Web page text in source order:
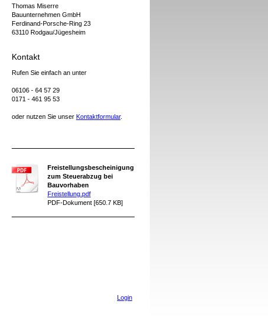
Thomas Miserre
Bauunternehmen GmbH
Ferdinand-Porsche-Ring 23
63110 Rodgau/Jügesheim
Kontakt
Rufen Sie einfach an unter
06106 - 64 57 29
0171 - 461 95 53
oder nutzen Sie unser Kontaktformular.
Freistellungsbescheinigung
zum Steuerabzug bei
Bauvorhaben
Freistellung.pdf
PDF-Dokument [650.7 KB]
Login